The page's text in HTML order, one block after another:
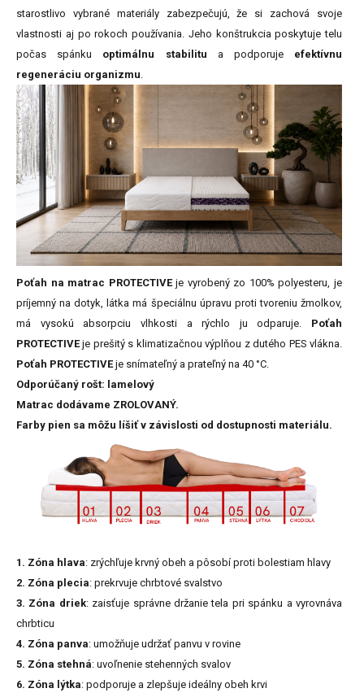
starostlivo vybrané materiály zabezpečujú, že si zachová svoje
vlastnosti aj po rokoch používania. Jeho konštrukcia poskytuje telu
počas spánku optimálnu stabilitu a podporuje efektívnu
regeneráciu organizmu
Poťah na matrac PROTECTIVEje vyrobený zo 100% polyesteru, je
príjemný na dotyk, látka má špeciálnu úpravu proti tvoreniu žmolkov,
má vysokú absorpciu vlhkosti a rýchlo ju odparuje. Poťah
PROTECTIVEje prešitý s klimatizačnou výplňou z dutého PES vlákna.
Poťah PROTECTIVEje snímateľný a prateľný na 40 °C.
Odporúčaný rošt: lamelový
Matrac dodávame ZROLOVANÝ.
Farby pien sa môžu líšiť v závislosti od dostupnosti materiálu.
1. Zóna hlava: zrýchľuje krvný obeh a pôsobí proti bolestiam hlavy
2. Zóna plecia: prekrvuje chrbtové svalstvo
3. Zóna driek: zaisťuje správne držanie tela pri spánku a vyrovnáva
chrbticu
4. Zóna panva: umožňuje udržať panvu v rovine
5. Zóna stehná: uvoľnenie stehenných svalov
6. Zóna lýtka: podporuje a zlepšuje ideálny obeh krvi